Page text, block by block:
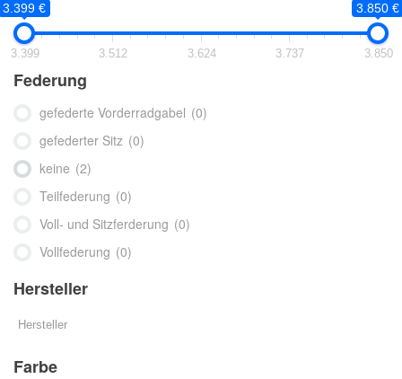
3.399 € 3.850 €
3.399 3.512 3.624 3.737 3.850
Federung
gefederte Vorderradgabel (0)
gefederter Sitz (0)
keine (2)
Teilfederung (0)
Voll- und Sitzferderung (0)
Vollfederung (0)
Hersteller
Farbe